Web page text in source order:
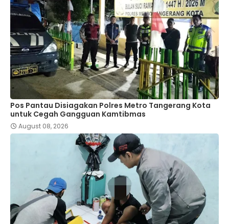
Pos Pantau Disiagakan Polres Metro Tangerang Kota
untuk Cegah Gangguan Kamtibmas
August 08, 2026